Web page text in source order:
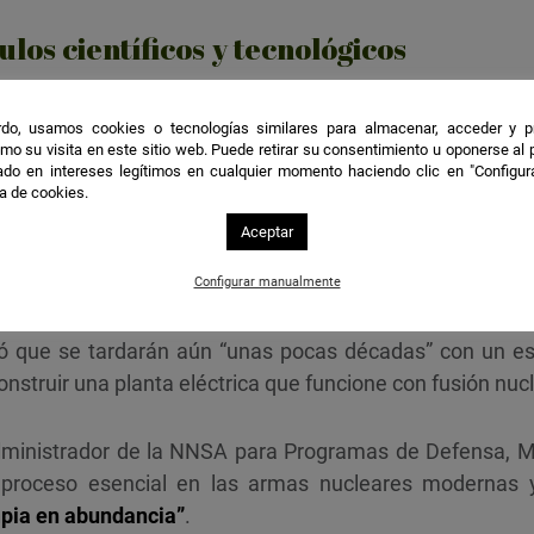
científicos y tecnológicos
del laboratorio de California, Kim Budil
, matizó que
sino tecnológicos” a la hora de tener fines
que ha ardido una vez y para obtener energía
que consigan producir varios eventos de ignición
que se tardarán aún “unas pocas décadas” con un
una planta eléctrica que funcione con fusión
de la NNSA para Programas de Defensa,
esencial en las armas nucleares modernas
en abundancia”.
usamos cookies o tecnologías similares para almacenar, acceder y
su visita en este sitio web. Puede retirar su consentimiento u oponerse al
en intereses legítimos en cualquier momento haciendo clic en
de cookies.
Aceptar
Configurar manualmente